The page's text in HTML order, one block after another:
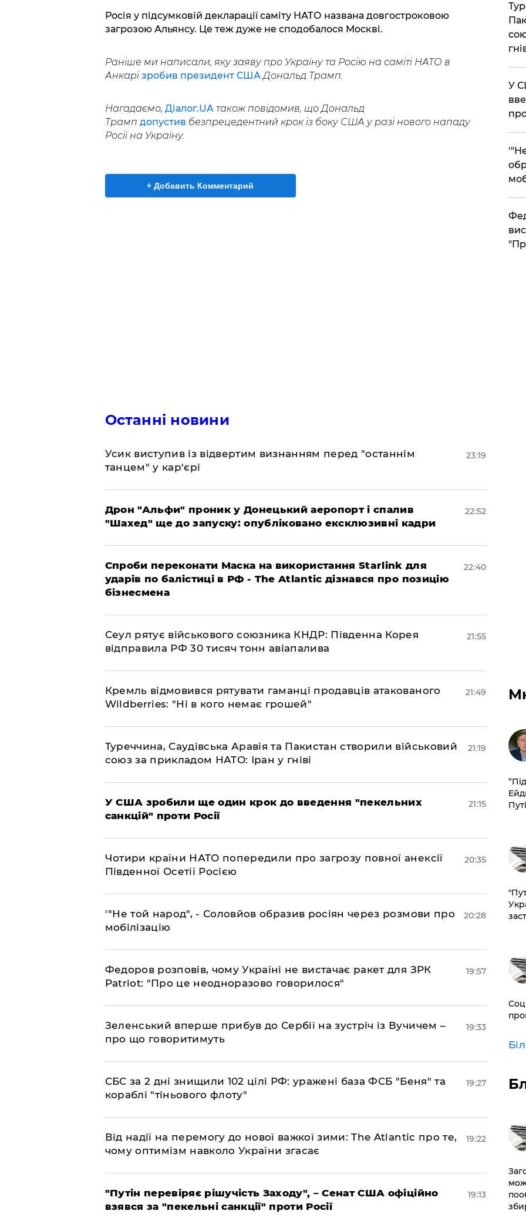
Росія у підсумковій декларації саміту НАТО названа довгостроковою
загрозою Альянсу. Це теж дуже не сподобалося Москві.
Раніше ми написали, яку заяву про Україну та Росію на саміті НАТО в
Анкарі зробив президент СШАДональд Трамп.
Нагадаємо, Діалог.UAтакож повідомив, що Дональд
Трамп допустив безпрецедентний крок із боку США у разі нового нападу
Росії на Україну.
+ Добавить Комментарий
Останні новини
​Усик виступив із відвертим визнанням перед "останнім
танцем" у кар'єрі
23:19
​Дрон "Альфи" проник у Донецький аеропорт і спалив
"Шахед" ще до запуску: опубліковано ексклюзивні кадри
22:52
​Спроби переконати Маска на використання Starlink для
ударів по балістиці в РФ - The Atlantic дізнався про позицію
бізнесмена
22:40
​Сеул рятує військового союзника КНДР: Південна Корея
відправила РФ 30 тисяч тонн авіапалива
21:55
​Кремль відмовився рятувати гаманці продавців атакованого
Wildberries: "Ні в кого немає грошей"
21:49
​Туреччина, Саудівська Аравія та Пакистан створили військовий
союз за прикладом НАТО: Іран у гніві
21:19
​У США зробили ще один крок до введення "пекельних
санкцій" проти Росії
21:15
​Чотири країни НАТО попередили про загрозу повної анексії
Південної Осетії Росією
20:35
​'"Не той народ", - Соловйов образив росіян через розмови про
мобілізацію
20:28
​Федоров розповів, чому Україні не вистачає ракет для ЗРК
Patriot: "Про це неодноразово говорилося"
19:57
​Зеленський вперше прибув до Сербії на зустріч із Вучичем –
про що говоритимуть
19:33
​СБС за 2 дні знищили 102 цілі РФ: уражені база ФСБ "Беня" та
кораблі "тіньового флоту"
19:27
​Від надії на перемогу до нової важкої зими: The Atlantic про те,
чому оптимізм навколо України згасає
19:22
​"Путін перевіряє рішучість Заходу", – Сенат США офіційно
взявся за "пекельні санкції" проти Росії
19:13
​У